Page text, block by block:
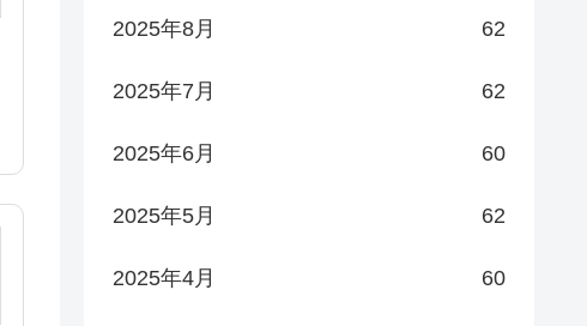
2025年8月 62
2025年7月 62
2025年6月 60
2025年5月 62
2025年4月 60